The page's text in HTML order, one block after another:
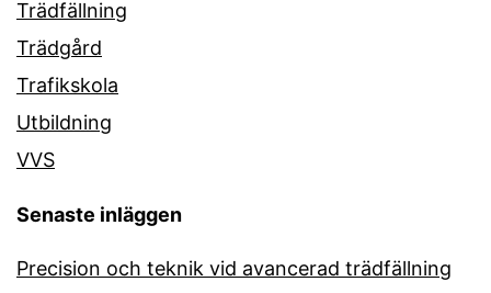
Trädfällning
Trädgård
Trafikskola
Utbildning
VVS
Senaste inläggen
Precision och teknik vid avancerad trädfällning